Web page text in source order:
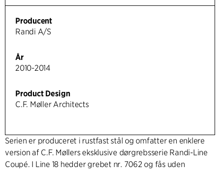
Producent
Randi A/S
År
2010-2014
Product Design
C.F. Møller Architects
Serien er produceret i rustfast stål og omfatter en enklere
version af C.F. Møllers eksklusive dørgrebsserie Randi-Line
Coupé. I Line 18 hedder grebet nr. 7062 og fås uden